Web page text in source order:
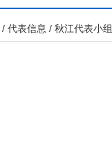
/ 代表信息 / 秋江代表小组